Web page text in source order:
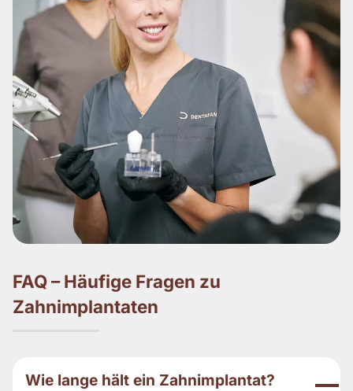
FAQ – Häufige Fragen zu
Zahnimplantaten
Wie lange hält ein Zahnimplantat?